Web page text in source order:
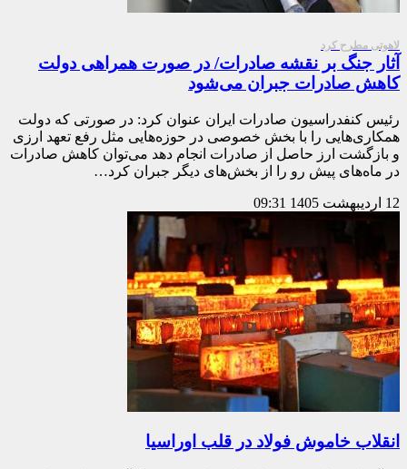
لاهوتی مطرح کرد
آثار جنگ بر نقشه صادرات/ در صورت همراهی دولت
کاهش صادرات جبران می‌شود
رئیس کنفدراسیون صادرات ایران عنوان کرد: در صورتی که دولت
همکاری‌هایی را با بخش خصوصی در حوزه‌هایی مثل رفع تعهد ارزی
و بازگشت ارز حاصل از صادرات انجام دهد می‌توان کاهش صادرات
در ماه‌های پیش رو را از بخش‌های دیگر جبران کرد…
12 اردیبهشت 1405 09:31
انقلاب خاموش فولاد در قلب اوراسیا